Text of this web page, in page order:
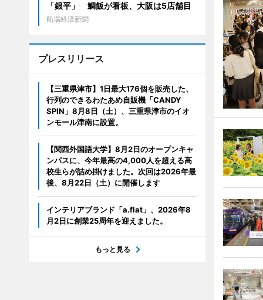
「銀平」 鯛飯が看板、大阪は5店舗目
船場経済新聞
プレスリリース
【三重県津市】1日最大176個を販売した、
行列のできるわたあめ自販機「CANDY
SPIN」8月8日（土）、三重県津市のイオ
ンモール津南に設置。
【関西外国語大学】8月2日のオープンキャ
ンパスに、今年最高の4,000人を超える高
校生らが詰め掛けました。次回は2026年最
後、8月22日（土）に開催します
インテリアブランド「a.flat」、2026年8
月2日に創業25周年を迎えました。
もっと見る